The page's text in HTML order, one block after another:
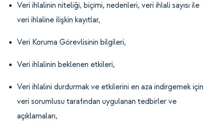
Veri ihlalinin niteliği, biçimi, nedenleri, veri ihlali sayısı ile
veri ihlaline ilişkin kayıtlar,
Veri Koruma Görevlisinin bilgileri,
Veri ihlalinin beklenen etkileri,
Veri ihlalini durdurmak ve etkilerini en aza indirgemek için
veri sorumlusu tarafından uygulanan tedbirler ve
açıklamaları,